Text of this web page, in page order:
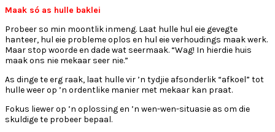
Maak só as hulle baklei
Probeer so min moontlik inmeng. Laat hulle hul eie gevegte
hanteer, hul eie probleme oplos en hul eie verhoudings maak werk.
Maar stop woorde en dade wat seermaak. “Wag! In hierdie huis
maak ons nie mekaar seer nie.”
As dinge te erg raak, laat hulle vir ’n tydjie afsonderlik “afkoel” tot
hulle weer op ’n ordentlike manier met mekaar kan praat.
Fokus liewer op ’n oplossing en ’n wen-wen-situasie as om die
skuldige te probeer bepaal.